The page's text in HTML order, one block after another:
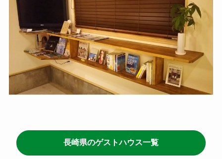
長崎県のゲストハウス一覧